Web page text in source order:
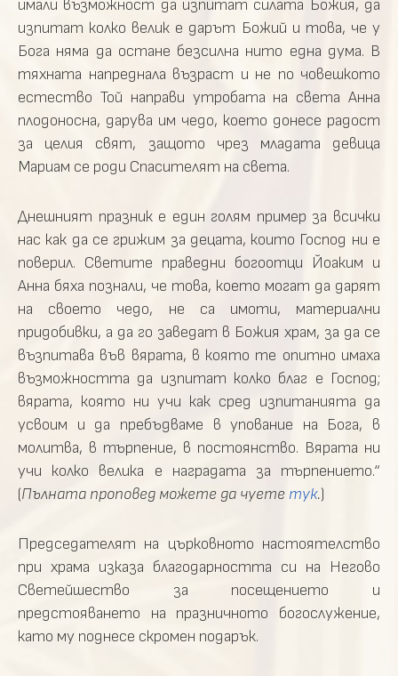
имали възможност да изпитат силата Божия, да
изпитат колко велик е дарът Божий и това, че у
Бога няма да остане безсилна нито една дума. В
тяхната напреднала възраст и не по човешкото
естество Той направи утробата на света Анна
плодоносна, дарува им чедо, което донесе радост
за целия свят, защото чрез младата девица
Мариам се роди Спасителят на света.
Днешният празник е един голям пример за всички
нас как да се грижим за децата, които Господ ни е
поверил. Светите праведни богоотци Йоаким и
Анна бяха познали, че това, което могат да дарят
на своето чедо, не са имоти, материални
придобивки, а да го заведат в Божия храм, за да се
възпитава във вярата, в която те опитно имаха
възможността да изпитат колко благ е Господ;
вярата, която ни учи как сред изпитанията да
усвоим и да пребъдваме в упование на Бога, в
молитва, в търпение, в постоянство. Вярата ни
учи колко велика е наградата за търпението.“
(Пълната проповед можете да чуете тук.)
Председателят на църковното настоятелство
при храма изказа благодарността си на Негово
Светейшество за посещението и
предстояването на празничното богослужение,
като му поднесе скромен подарък.